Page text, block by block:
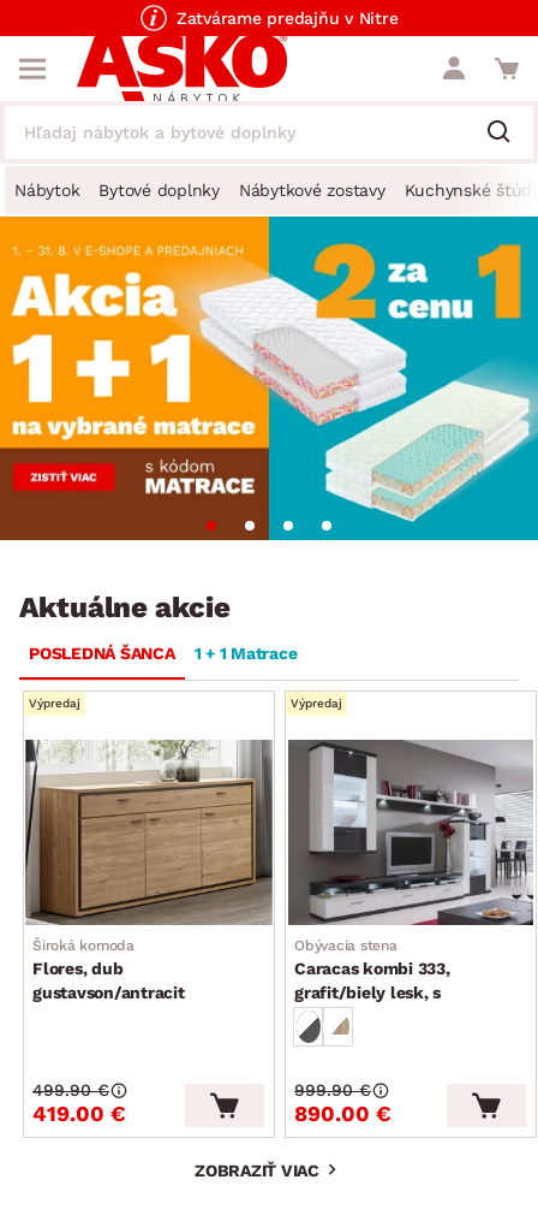
Zatvárame predajňu v Nitre
Nábytok Bytové doplnky Nábytkové zostavy Kuchynské
Aktuálne akcie
POSLEDNÁ ŠANCA 1 + 1 Matrace
Výpredaj
Široká komoda
Flores, dub
gustavson/antracit
419.00 €
499.90 €
Výpredaj
Obývacia stena
Caracas kombi 333,
grafit/biely lesk, s
osvetlením
890.00 €
999.90 €
ZOBRAZIŤ VIAC